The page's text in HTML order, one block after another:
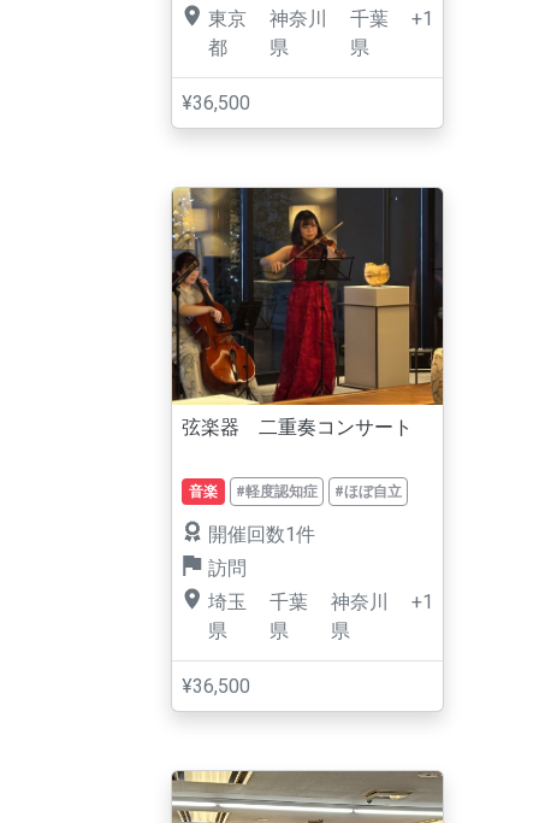
東京
都
神奈川
県
千葉
県
+1
¥36,500
弦楽器 二重奏コンサート
音楽 #軽度認知症 #ほぼ自立
開催回数1件
訪問
埼玉
県
千葉
県
神奈川
県
+1
¥36,500